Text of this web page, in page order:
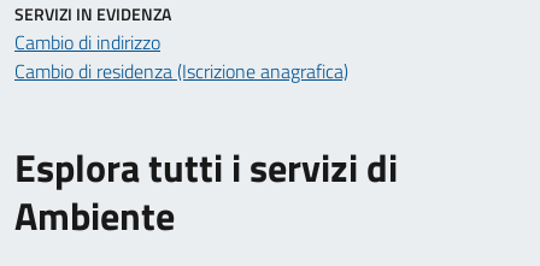
Esplora tutti i servizi di
Ambiente
SERVIZI IN EVIDENZA
Cambio di indirizzo
Cambio di residenza (Iscrizione anagrafica)